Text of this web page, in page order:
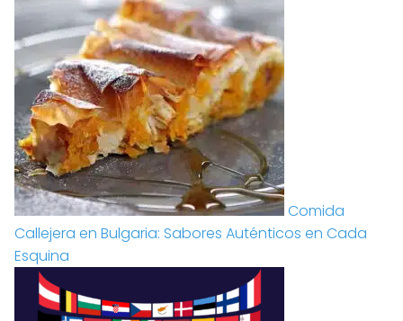
Comida
Callejera en Bulgaria: Sabores Auténticos en Cada
Esquina